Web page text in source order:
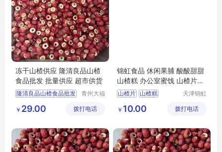
冻干山楂供应 隆清良品山楂
食品批发 批量供应 超市供货
隆清良品山楂食品批发
休闲零食批发
休闲食品批发
青州大福
展有限公
￥ 29.00 拨打电话
锦虹食品 休闲果脯 酸酸甜甜
山楂糕 办公室蜜饯 山楂片零
食
山楂片 山楂糕
山楂糕厂家
天津锦虹
公司
￥ 10.00 拨打电话